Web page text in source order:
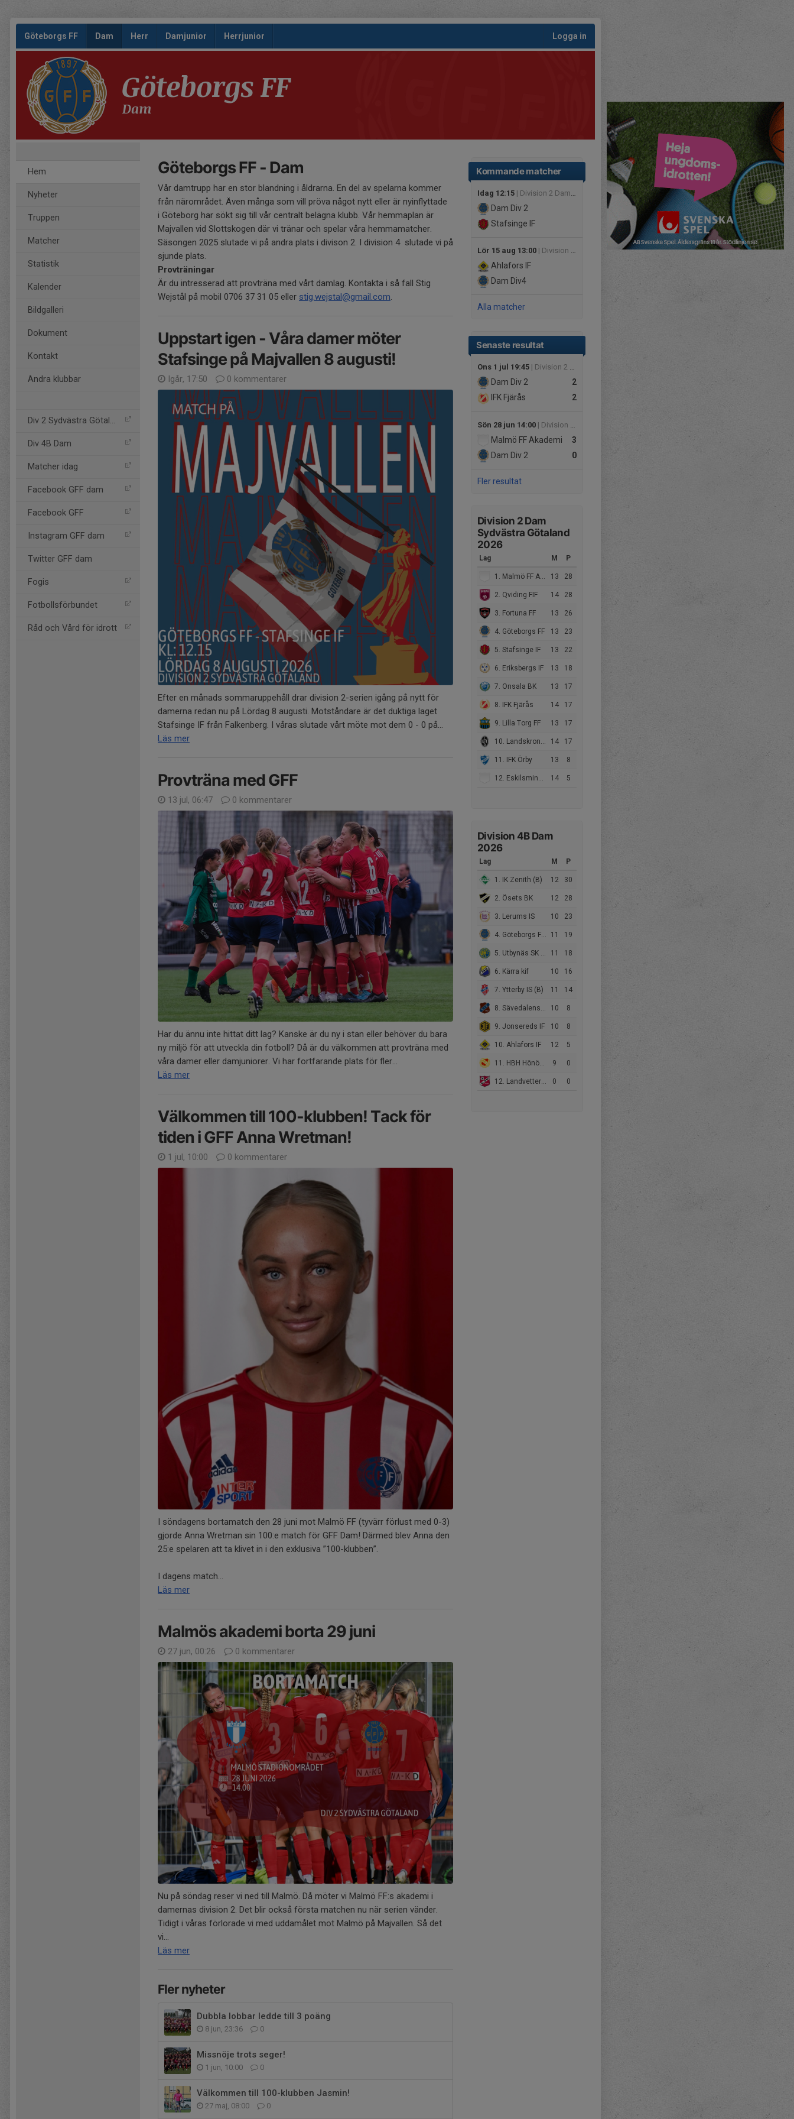
Göteborgs FF Dam Herr Damjunior Herrjunior Logga in
Göteborgs FF
Dam
Hem
Nyheter
Truppen
Matcher
Statistik
Kalender
Bildgalleri
Dokument
Kontakt
Andra klubbar
Div 2 Sydvästra Götaland
Div 4B Dam
Matcher idag
Facebook GFF dam
Facebook GFF
Instagram GFF dam
Twitter GFF dam
Fogis
Fotbollsförbundet
Råd och Vård för idrott
Kommande matcher
Idag 12:15 | Division 2 Dam Sydvästra Götaland
Dam Div 2
Stafsinge IF
Lör 15 aug 13:00 | Division 4B Dam
Ahlafors IF
Dam Div4
Alla matcher
Senaste resultat
Ons 1 jul 19:45 | Division 2 Dam Sydvästra Götaland
2
Dam Div 2
2
IFK Fjärås
Sön 28 jun 14:00 | Division 2 Dam Sydvästra Götaland
3
Malmö FF Akademi
0
Dam Div 2
Fler resultat
Division 2 Dam
Sydvästra Götaland
2026
Lag M P
1. Malmö FF Akademi 13 28
2. Qviding FIF 14 28
3. Fortuna FF 13 26
4. Göteborgs FF 13 23
5. Stafsinge IF 13 22
6. Eriksbergs IF 13 18
7. Onsala BK 13 17
8. IFK Fjärås 14 17
9. Lilla Torg FF 13 17
10. Landskrona BoIS 14 17
11. IFK Örby 13 8
12. Eskilsminne FF 14 5
Division 4B Dam
2026
Lag M P
1. IK Zenith (B) 12 30
2. Ösets BK 12 28
3. Lerums IS 10 23
4. Göteborgs FF (B) 11 19
5. Utbynäs SK (B) 11 18
6. Kärra kif 10 16
7. Ytterby IS (B) 11 14
8. Sävedalens IF (B) 10 8
9. Jonsereds IF 10 8
10. Ahlafors IF 12 5
11. HBH Hönö/Björkö 9 0
12. Landvetter IF 2003 (U) 0 0
Göteborgs FF - Dam
Vår damtrupp har en stor blandning i åldrarna. En del av spelarna kommer
från närområdet. Även många som vill pröva något nytt eller är nyinflyttade
i Göteborg har sökt sig till vår centralt belägna klubb. Vår hemmaplan är
Majvallen vid Slottskogen där vi tränar och spelar våra hemmamatcher.
Säsongen 2025 slutade vi på andra plats i divison 2. I division 4 slutade vi på
sjunde plats.
Provträningar
Är du intresserad att provträna med vårt damlag. Kontakta i så fall Stig
Wejstål på mobil 0706 37 31 05 eller stig.wejstal@gmail.com.
Uppstart igen - Våra damer möter
Stafsinge på Majvallen 8 augusti!
Igår, 17:50 0 kommentarer
Efter en månads sommaruppehåll drar division 2-serien igång på nytt för
damerna redan nu på Lördag 8 augusti. Motståndare är det duktiga laget
Stafsinge IF från Falkenberg. I våras slutade vårt möte mot dem 0 - 0 på...
Läs mer
Provträna med GFF
13 jul, 06:47 0 kommentarer
Har du ännu inte hittat ditt lag? Kanske är du ny i stan eller behöver du bara
ny miljö för att utveckla din fotboll? Då är du välkommen att provträna med
våra damer eller damjuniorer. Vi har fortfarande plats för fler...
Läs mer
Välkommen till 100-klubben! Tack för
tiden i GFF Anna Wretman!
1 jul, 10:00 0 kommentarer
I söndagens bortamatch den 28 juni mot Malmö FF (tyvärr förlust med 0-3)
gjorde Anna Wretman sin 100:e match för GFF Dam! Därmed blev Anna den
25:e spelaren att ta klivet in i den exklusiva ”100-klubben”.
I dagens match...
Läs mer
Malmös akademi borta 29 juni
27 jun, 00:26 0 kommentarer
Nu på söndag reser vi ned till Malmö. Då möter vi Malmö FF:s akademi i
damernas division 2. Det blir också första matchen nu när serien vänder.
Tidigt i våras förlorade vi med uddamålet mot Malmö på Majvallen. Så det
vi...
Läs mer
Fler nyheter
Dubbla lobbar ledde till 3 poäng
8 jun, 23:36 0
Missnöje trots seger!
1 jun, 10:00 0
Välkommen till 100-klubben Jasmin!
27 maj, 08:00 0